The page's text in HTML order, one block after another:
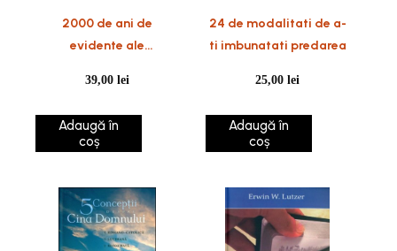
2000 de ani de
evidente ale
Sfant in viata Bisericii
39,00lei
Adaugă în
coș
24 de modalitati de a-
ti imbunatati predarea
25,00lei
Adaugă în
coș